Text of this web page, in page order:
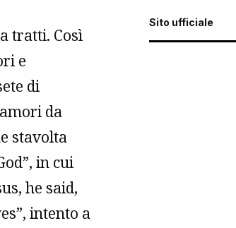
tratti. Così
e
di
da
stavolta
in cui
he said,
intento a
Sito ufficiale